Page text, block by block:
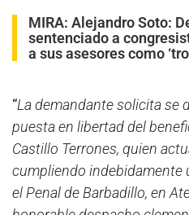
MIRA: Alejandro Soto:
sentenciado a
a sus asesores como
“La demandante solicita se
puesta en libertad del
Castillo Terrones, quien
cumpliendo indebidamente
el Penal de Barbadillo, en